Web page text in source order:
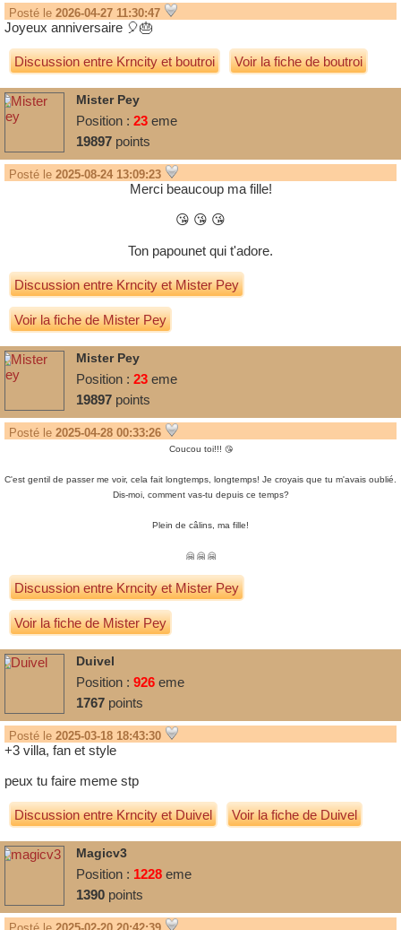
Posté le 2026-04-27 11:30:47
Joyeux anniversaire 🎈🎂
Discussion entreKrncityetboutroi Voir la fiche de boutroi
Mister Pey
Position : 23 eme
19897 points
Posté le 2025-08-24 13:09:23
Merci beaucoup ma fille!
😘 😘 😘
Ton papounet qui t'adore.
Discussion entreKrncityetMister Pey
Voir la fiche de Mister Pey
Mister Pey
Position : 23 eme
19897 points
Posté le 2025-04-28 00:33:26
Coucou toi!!! 😘
C'est gentil de passer me voir, cela fait longtemps, longtemps! Je croyais que tu m'avais oublié.
Dis-moi, comment vas-tu depuis ce temps?
Plein de câlins, ma fille!
🤗 🤗 🤗
Discussion entreKrncityetMister Pey
Voir la fiche de Mister Pey
Duivel
Position : 926 eme
1767 points
Posté le 2025-03-18 18:43:30
+3 villa, fan et style
peux tu faire meme stp
Discussion entreKrncityetDuivel Voir la fiche de Duivel
Magicv3
Position : 1228 eme
1390 points